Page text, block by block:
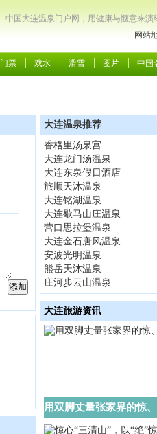
中国大连温泉门户网，用健康与惬意来演
网站
门票 戏水 滑雪 图片 中国
大连温泉推荐
香格里汤泉宫
大连龙门汤温泉
大连东泉假日酒店
旅顺天沐温泉
大连铭湖温泉
大连歇马山庄温泉
营口思拉堡温泉
大连金石唐风温泉
安波光明温泉
熊岳天沐温泉
庄河步云山温泉
大连旅游资讯
用双脚丈量张家界的惊